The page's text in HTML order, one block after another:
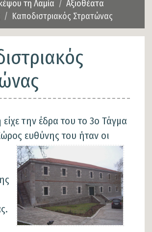
τη Λαμία
Αξιοθέατα
Καποδιστριακός Στρατώνας
την έδρα του το 3ο Τάγμα
ευθύνης του ήταν οι